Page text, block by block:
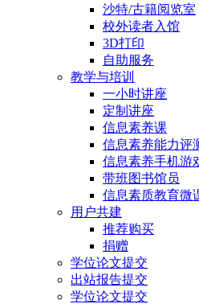
沙特/古籍阅览室
校外读者入馆
3D打印
自助服务
教学与培训
一小时讲座
定制讲座
信息素养课
信息素养能力评
信息素养手机游
带班图书馆员
信息素质教育微
用户共建
推荐购买
捐赠
学位论文提交
出站报告提交
学位论文提交